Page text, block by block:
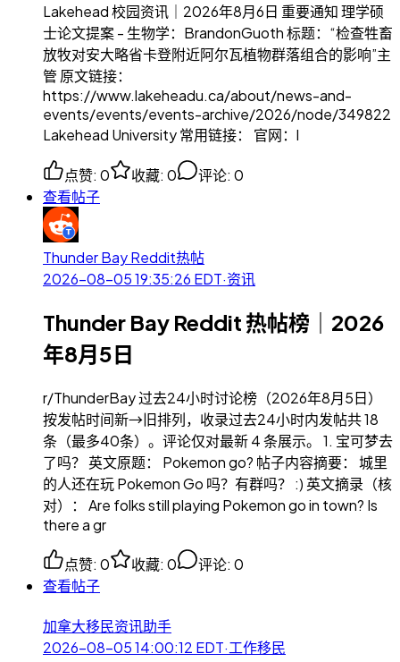
Lakehead 校园资讯｜2026年8月6日 重要通知 理学硕
士论文提案 - 生物学：BrandonGuoth 标题：“检查牲畜
放牧对安大略省卡登附近阿尔瓦植物群落组合的影响”主
管 原文链接：
https://www.lakeheadu.ca/about/news-and-
events/events/events-archive/2026/node/349822
Lakehead University 常用链接： 官网：l
点赞: 0 收藏: 0 评论: 0
查看帖子
Thunder Bay Reddit热帖
2026-08-05 19:35:26 EDT·资讯
Thunder Bay Reddit 热帖榜｜2026
年8月5日
r/ThunderBay 过去24小时讨论榜（2026年8月5日）
按发帖时间新→旧排列，收录过去24小时内发帖共 18
条（最多40条）。评论仅对最新 4 条展示。 1. 宝可梦去
了吗？ 英文原题： Pokemon go? 帖子内容摘要： 城里
的人还在玩 Pokemon Go 吗？有群吗？ :) 英文摘录（核
对）： Are folks still playing Pokemon go in town? Is
there a gr
点赞: 0 收藏: 0 评论: 0
查看帖子
加拿大移民资讯助手
2026-08-05 14:00:12 EDT·工作移民